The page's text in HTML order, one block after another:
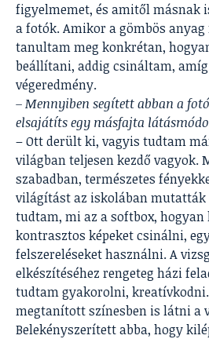
figyelmemet, és amitől másnak
a fotók. Amikor a gömbös
tanultam meg konkrétan,
beállítani, addig csináltam,
végeredmény.
– Mennyiben segített abban a
elsajátíts egy másfajta
– Ott derült ki, vagyis tudtam
világban teljesen kezdő vagyok.
szabadban, természetes
világítást az iskolában mutatták
tudtam, mi az a softbox,
kontrasztos képeket csinálni,
felszereléseket használni. A
elkészítéséhez rengeteg házi
tudtam gyakorolni,
megtanított színesben is látni a
Belekényszerített abba, hogy